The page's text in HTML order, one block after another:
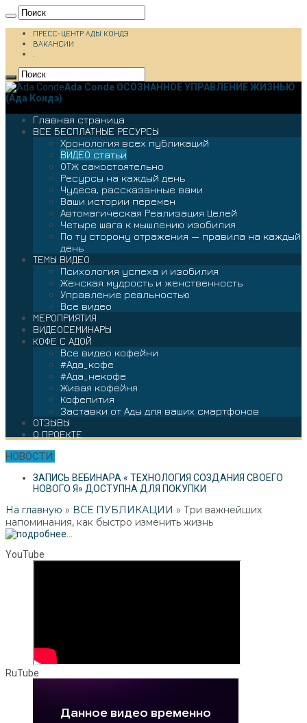
ПРЕСС-ЦЕНТР АДЫ КОНДЭ
ВАКАНСИИ
.
Ada Conde ОСОЗНАННОЕ УПРАВЛЕНИЕ ЖИЗНЬЮ
(Ада Кондэ)
Главная страница
ВСЕ БЕСПЛАТНЫЕ РЕСУРСЫ
Хронология всех публикаций
ВИДЕО статьи
ОТЖ самостоятельно
Ресурсы на каждый день
Чудеса, рассказанные вами
Ваши истории перемен
Автомагическая Реализация Целей
Четыре шага к мышлению изобилия
По ту сторону отражения — правила на каждый
день
ТЕМЫ ВИДЕО
Психология успеха и изобилия
Женская мудрость и женственность
Управление реальностью
Все видео
МЕРОПРИЯТИЯ
ВИДЕОСЕМИНАРЫ
КОФЕ С АДОЙ
Все видео кофейни
#Ада_кофе
#Ада_некофе
Живая кофейня
Кофепития
Заставки от Ады для ваших смартфонов
ОТЗЫВЫ
О ПРОЕКТЕ
НОВОСТИ:
ЗАПИСЬ ВЕБИНАРА « ТЕХНОЛОГИЯ СОЗДАНИЯ СВОЕГО
НОВОГО Я» ДОСТУПНА ДЛЯ ПОКУПКИ
На главную » ВСЕ ПУБЛИКАЦИИ » Три важнейших
напоминания, как быстро изменить жизнь
YouTube
RuTube